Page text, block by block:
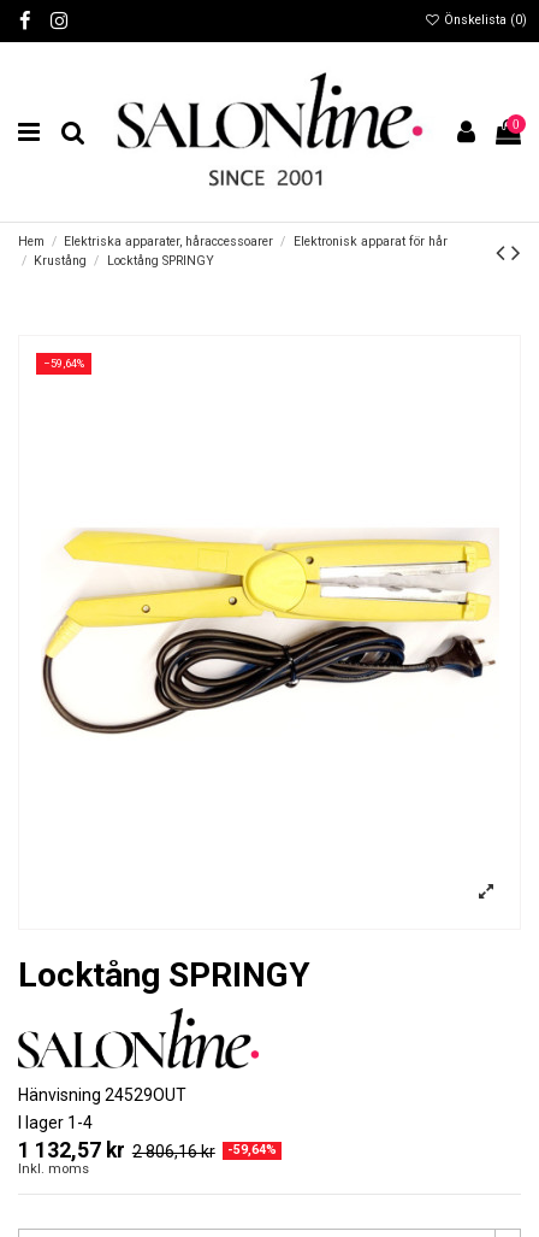
Önskelista (0)
0
Hem Elektriska apparater, håraccessoarer
Elektronisk apparat för hår
Krustång
Locktång SPRINGY
−59,64%
Locktång SPRINGY
Hänvisning 24529OUT
I lager 1-4
1 132,57 kr 2 806,16 kr
-59,64%
Inkl. moms